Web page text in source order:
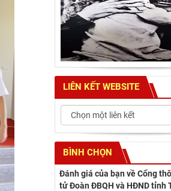
LIÊN KẾT WEBSITE
BÌNH CHỌN
Đánh giá của bạn về Cổng
tử Đoàn ĐBQH và HĐND tỉnh